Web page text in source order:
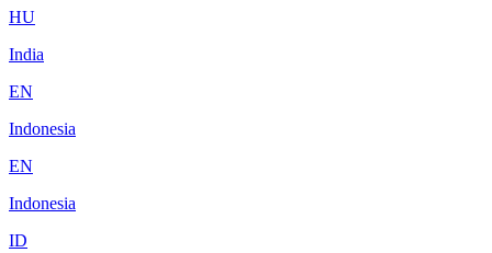
HU
India
EN
Indonesia
EN
Indonesia
ID